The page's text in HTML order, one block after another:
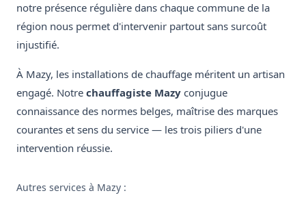
notre présence régulière dans chaque commune de la
région nous permet d'intervenir partout sans surcoût
injustifié.
À Mazy, les installations de chauffage méritent un artisan
engagé. Notre chauffagiste Mazy conjugue
connaissance des normes belges, maîtrise des marques
courantes et sens du service — les trois piliers d'une
intervention réussie.
Autres services à Mazy :